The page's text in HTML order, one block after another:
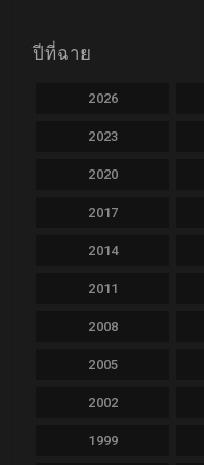
ปีที่ฉาย
2026
2023
2020
2017
2014
2011
2008
2005
2002
1999